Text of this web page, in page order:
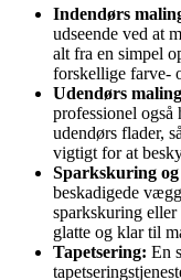
Indendørs
udseende ved at
alt fra en simpel
forskellige farve-
Udendørs
professionel
udendørs flader,
vigtigt for at
Sparkskuring
beskadigede
sparkskuring
glatte og klar til
Tapetsering: En